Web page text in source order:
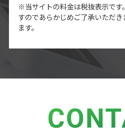
※当サイトの料金は税抜表示です
すのであらかじめご了承いただ
ます。